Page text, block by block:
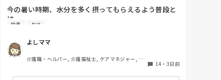
協力して少しでも早く改善案が見つかると良いですね。
私もまだ慣れない頃はキツいとしか思っていなかったで
すが、皆で協力してデータを取り探る状況に慣れた頃に
まぁ、半年かけてもなかなか調整出来なかった方は苦労
しましたけど（笑）
入居から１年半くらいでようやく夜間落ち着いたん
で…。それまでは布団汚染はほぼ毎日、シーツより掛け
布団の汚染が困りものでしたね😓
今の暑い時期、水分を多く摂ってもらえるよう普段と
は
違う工夫等をされている事を教えてください。
特養 ケア
よしママ
介護職・ヘルパー, 介護福祉士, ケアマネジャー, 従
14 ・ 3日前